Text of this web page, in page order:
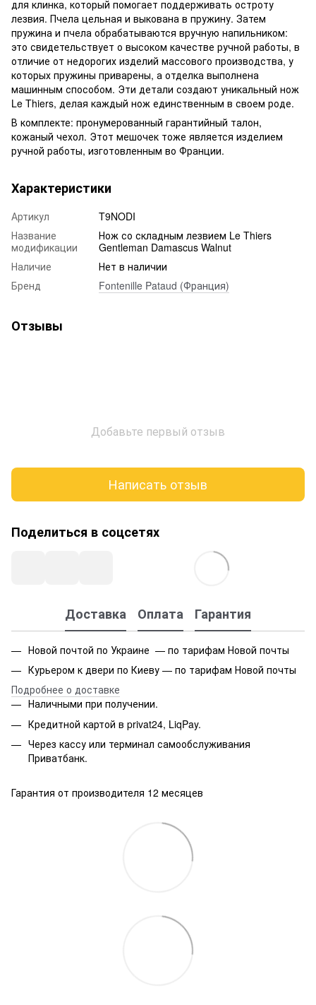
для клинка, который помогает поддерживать остроту
лезвия. Пчела цельная и выкована в пружину. Затем
пружина и пчела обрабатываются вручную напильником:
это свидетельствует о высоком качестве ручной работы, в
отличие от недорогих изделий массового производства, у
которых пружины приварены, а отделка выполнена
машинным способом. Эти детали создают уникальный нож
Le Thiers, делая каждый нож единственным в своем роде.
В комплекте: пронумерованный гарантийный талон,
кожаный чехол. Этот мешочек тоже является изделием
ручной работы, изготовленным во Франции.
Характеристики
Артикул
T9NODI
Название
модификации
Нож со складным лезвием Le Thiers
Gentleman Damascus Walnut
Наличие
Нет в наличии
Бренд
Fontenille Pataud (Франция)
Отзывы
Добавьте первый отзыв
Написать отзыв
Поделиться в соцсетях
Доставка Оплата Гарантия
Новой почтой по Украине — по тарифам Новой почты
Курьером к двери по Киеву — по тарифам Новой почты
Подробнее о доставке
Наличными при получении.
Кредитной картой в privat24, LiqPay.
Через кассу или терминал самообслуживания
Приватбанк.
Гарантия от производителя 12 месяцев